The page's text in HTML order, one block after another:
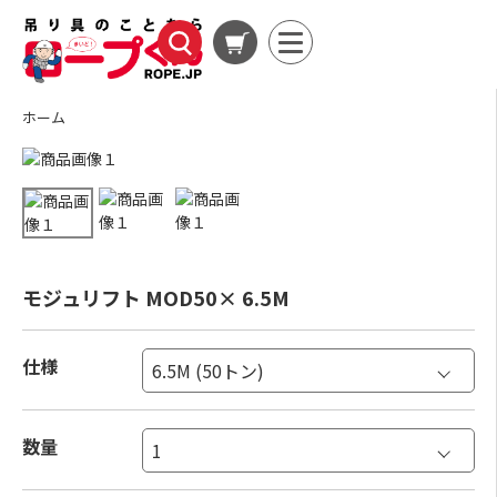
ホーム
モジュリフト MOD50× 6.5M
仕様
数量